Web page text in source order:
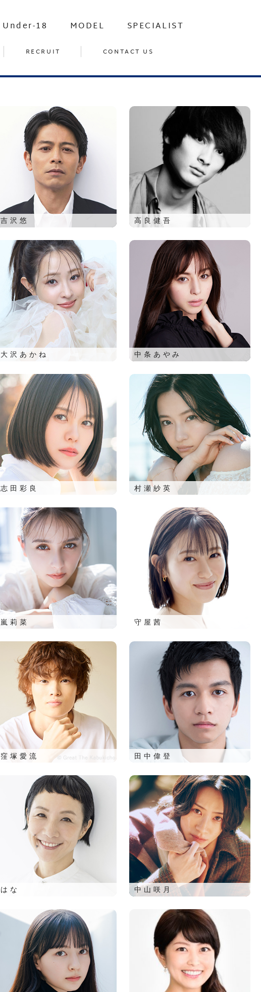
Under-18 MODEL SPECIALIST
RECRUIT CONTACT US
吉沢悠 高良健吾
大沢あかね 中条あやみ
志田彩良 村瀬紗英
嵐莉菜 守屋茜
窪塚愛流 田中偉登
はな 中山咲月